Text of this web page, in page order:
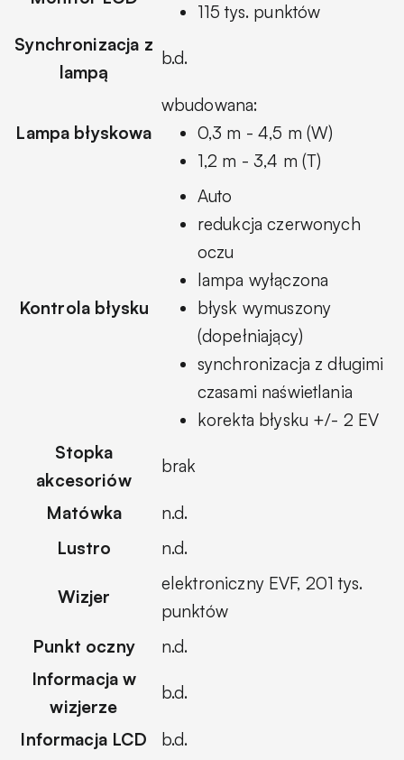
115 tys. punktów
Synchronizacja z
lampą
b.d.
Lampa błyskowa
wbudowana:
0,3 m - 4,5 m (W)
1,2 m - 3,4 m (T)
Kontrola błysku
Auto
redukcja czerwonych
oczu
lampa wyłączona
błysk wymuszony
(dopełniający)
synchronizacja z długimi
czasami naświetlania
korekta błysku +/- 2 EV
Stopka
akcesoriów
brak
Matówka
n.d.
Lustro
n.d.
Wizjer
elektroniczny EVF, 201 tys.
punktów
Punkt oczny
n.d.
Informacja w
wizjerze
b.d.
Informacja LCD
b.d.